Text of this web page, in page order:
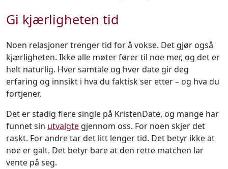
Gi kjærligheten tid
Noen relasjoner trenger tid for å vokse. Det gjør også
kjærligheten. Ikke alle møter fører til noe mer, og det er
helt naturlig. Hver samtale og hver date gir deg
erfaring og innsikt i hva du faktisk ser etter – og hva du
fortjener.
Det er stadig flere single på KristenDate, og mange har
funnet sin utvalgte gjennom oss. For noen skjer det
raskt. For andre tar det litt lenger tid. Det betyr ikke at
noe er galt. Det betyr bare at den rette matchen lar
vente på seg.